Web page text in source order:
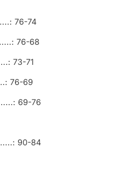
76-74
76-68
73-71
76-69
69-76
90-84